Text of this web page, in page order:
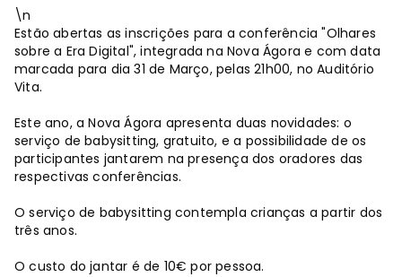
\n
Estão abertas as inscrições para a conferência "Olhares
sobre a Era Digital", integrada na Nova Ágora e com data
marcada para dia 31 de Março, pelas 21h00, no Auditório
Vita.
Este ano, a Nova Ágora apresenta duas novidades: o
serviço de babysitting, gratuito, e a possibilidade de os
participantes jantarem na presença dos oradores das
respectivas conferências.
O serviço de babysitting contempla crianças a partir dos
três anos.
O custo do jantar é de 10€ por pessoa.